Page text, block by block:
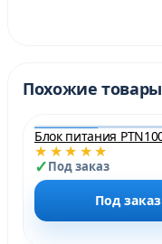
Похожие товары
★★★★★
Под заказ
Под заказ